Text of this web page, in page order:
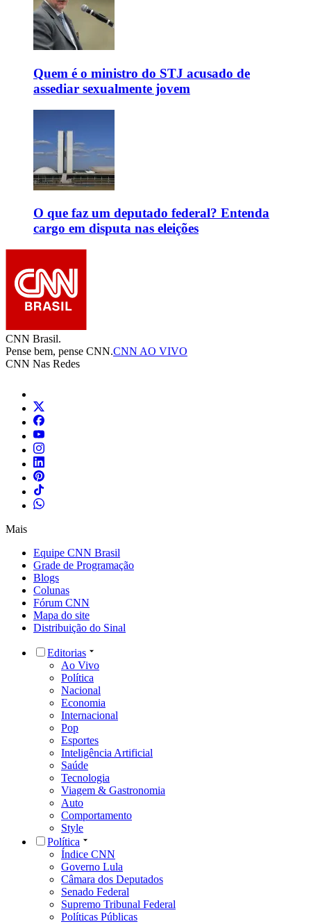
Quem é o ministro do STJ acusado de
assediar sexualmente jovem
O que faz um deputado federal? Entenda
cargo em disputa nas eleições
CNN Brasil.
Pense bem, pense CNN.CNN AO VIVO
CNN Nas Redes
Mais
Equipe CNN Brasil
Grade de Programação
Blogs
Colunas
Fórum CNN
Mapa do site
Distribuição do Sinal
Editorias
Ao Vivo
Política
Nacional
Economia
Internacional
Pop
Esportes
Inteligência Artificial
Saúde
Tecnologia
Viagem & Gastronomia
Auto
Comportamento
Style
Política
Índice CNN
Governo Lula
Câmara dos Deputados
Senado Federal
Supremo Tribunal Federal
Políticas Públicas